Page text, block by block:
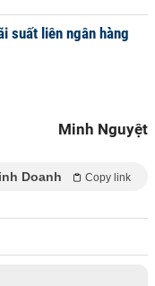
suất liên ngân hàng
Minh Nguyệt
Doanh Copy link